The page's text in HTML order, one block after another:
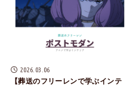
2026.03.06
【葬送のフリーレンで学ぶインテ